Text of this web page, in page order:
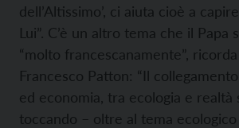
dell’Altissimo’, ci aiuta cioè a
Lui”. C’è un altro tema che il Papa
“molto francescanamente”, ricorda
Francesco Patton: “Il
ed economia, tra ecologia e realtà
toccando – oltre al tema ecologico